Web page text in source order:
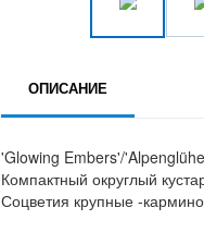
ОПИСАНИЕ
'Glowing Embers'/
Компактный округлый
Соцветия крупные -